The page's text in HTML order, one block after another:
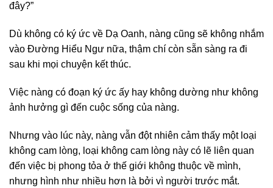
đây?”
Dù không có ký ức về Dạ Oanh, nàng cũng sẽ không nhắm
vào Đường Hiểu Ngư nữa, thậm chí còn sẵn sàng ra đi
sau khi mọi chuyện kết thúc.
Việc nàng có đoạn ký ức ấy hay không dường như không
ảnh hưởng gì đến cuộc sống của nàng.
Nhưng vào lúc này, nàng vẫn đột nhiên cảm thấy một loại
không cam lòng, loại không cam lòng này có lẽ liên quan
đến việc bị phong tỏa ở thế giới không thuộc về mình,
nhưng hình như nhiều hơn là bởi vì người trước mắt.